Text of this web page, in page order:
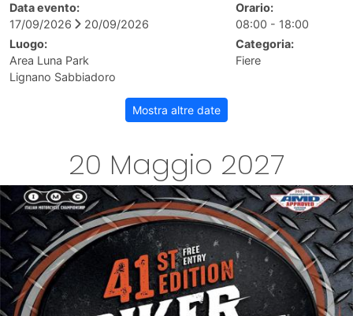
Data evento:
17/09/2026
20/09/2026
Orario:
08:00 - 18:00
Luogo:
Area Luna Park
Lignano Sabbiadoro
Categoria:
Fiere
Mostra altre date
20 Maggio 2027